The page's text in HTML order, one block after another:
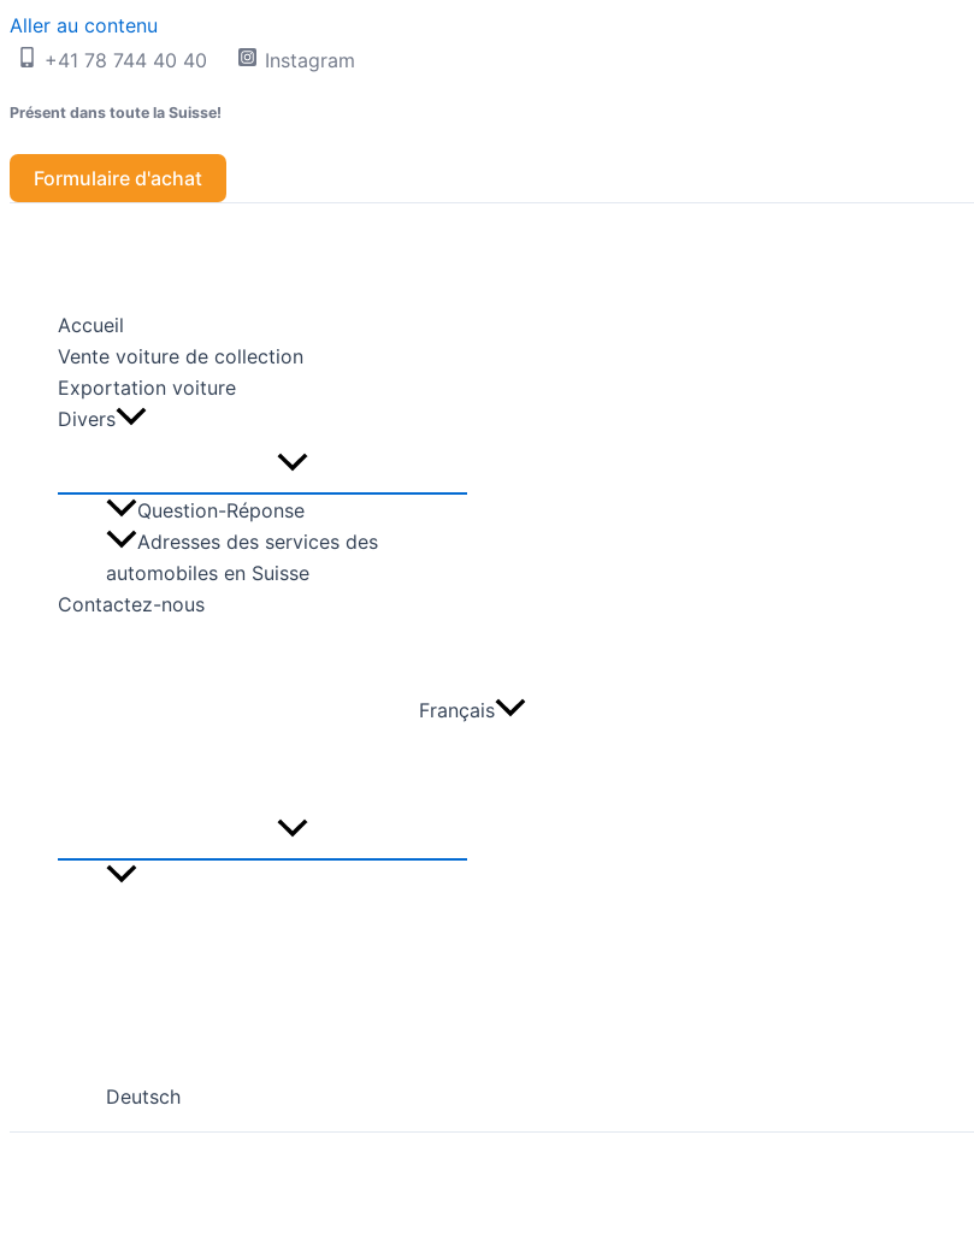
Aller au contenu
+41 78 744 40 40
Instagram
Présent dans toute la Suisse!
Formulaire d'achat
Accueil
Vente voiture de collection
Exportation voiture
Divers
Question-Réponse
Adresses des services des
automobiles en Suisse
Contactez-nous
Français
Deutsch